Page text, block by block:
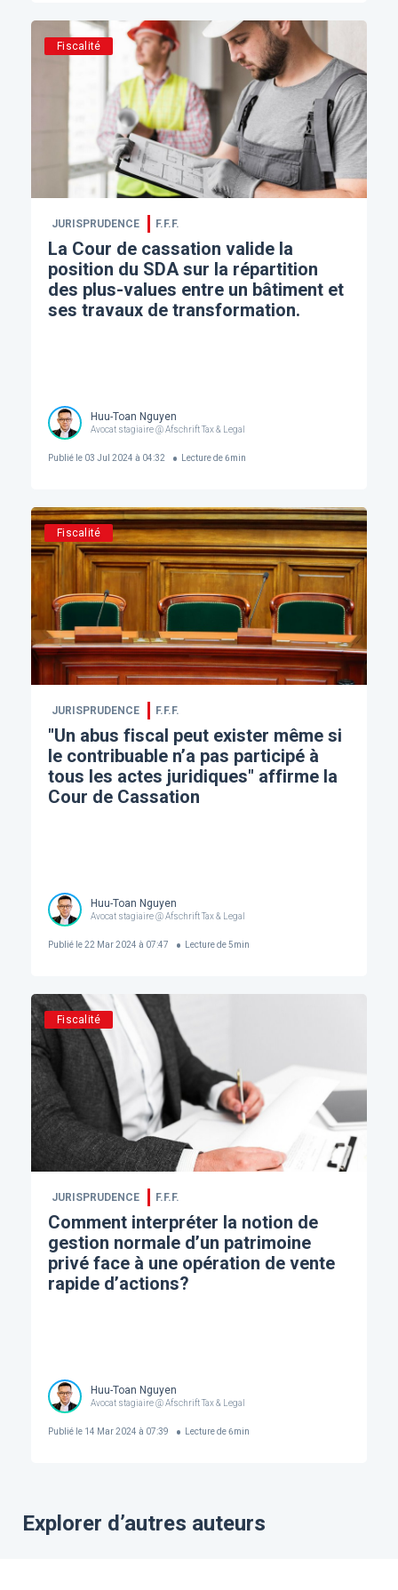
Fiscalité
JURISPRUDENCE F.F.F.
La Cour de cassation valide la
position du SDA sur la répartition
des plus-values entre un bâtiment et
ses travaux de transformation.
Huu-Toan Nguyen
Avocat stagiaire @ Afschrift Tax & Legal
Publié le03 Jul 2024 à 04:32 Lecture de6min
Fiscalité
JURISPRUDENCE F.F.F.
"Un abus fiscal peut exister même si
le contribuable n’a pas participé à
tous les actes juridiques" affirme la
Cour de Cassation
Huu-Toan Nguyen
Avocat stagiaire @ Afschrift Tax & Legal
Publié le22 Mar 2024 à 07:47 Lecture de5min
Fiscalité
JURISPRUDENCE F.F.F.
Comment interpréter la notion de
gestion normale d’un patrimoine
privé face à une opération de vente
rapide d’actions?
Huu-Toan Nguyen
Avocat stagiaire @ Afschrift Tax & Legal
Publié le14 Mar 2024 à 07:39 Lecture de6min
Explorer d’autres auteurs